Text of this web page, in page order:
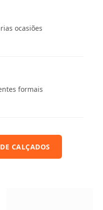
ocasiões
formais
CALÇADOS